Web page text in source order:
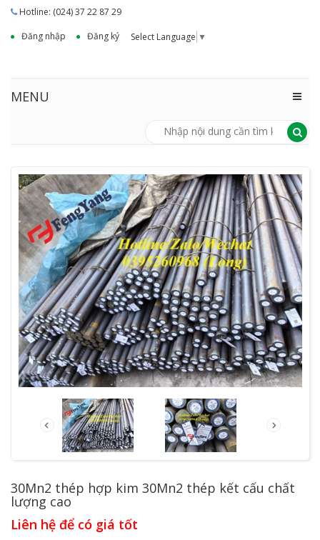
Hotline: (024) 37 22 87 29
Đăng nhập
Đăng ký Select Language ▼
MENU
30Mn2 thép hợp kim 30Mn2 thép kết cấu chất
lượng cao
Liên hệ để có giá tốt